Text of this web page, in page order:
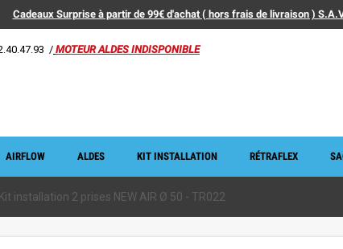
Cadeaux Surprise à partir de 99€ d'achat ( hors frais de livraison )
/ MOTEUR ALDES INDISPONIBLE
AIRFLOW ALDES KIT INSTALLATION RÉTRAFLEX
Kit installation 2 prises NEW AIR Ø 50 - TR022